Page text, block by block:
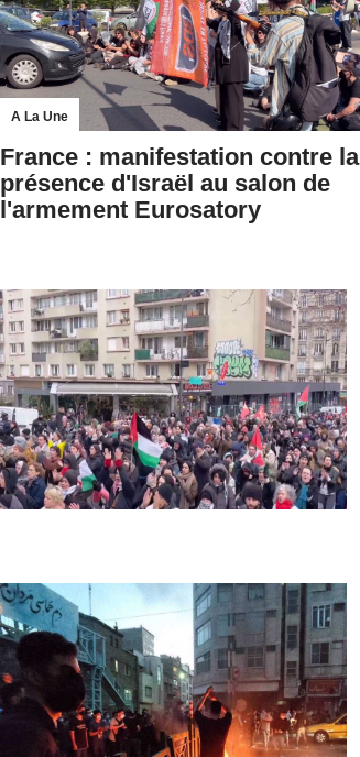
A La Une
France : manifestation contre la
présence d'Israël au salon de
l'armement Eurosatory